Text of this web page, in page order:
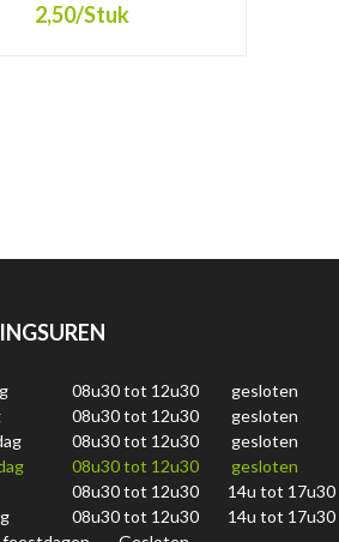
2,50/Stuk
08u30 tot 12u30
gesloten
08u30 tot 12u30
gesloten
08u30 tot 12u30
gesloten
08u30 tot 12u30
gesloten
08u30 tot 12u30
14u tot 17u30
08u30 tot 12u30
14u tot 17u30